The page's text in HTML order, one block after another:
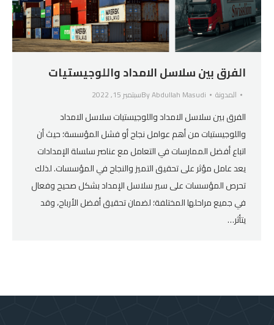
الفرق بين سلاسل الامداد واللوجيستيات
المدونة ByAbdullah Masudi سبتمبر 15, 2022
الفرق بين سلاسل الامداد واللوجيستيات سلاسل الامداد
واللوجيستيات من أهم عوامل نجاح أو فشل المؤسسة؛ حيث أن
اتباع أفضل الممارسات في التعامل مع عناصر سلسلة الإمدادات
يعد عامل مؤثر على تحقيق التميز والنجاح في المؤسسات. لذلك
تحرص المؤسسات على سير سلاسل الإمداد بشكل صحيح وفعال
في جميع مراحلها المختلفة؛ لضمان تحقيق أفضل الأرباح، وقد
يتأثر…